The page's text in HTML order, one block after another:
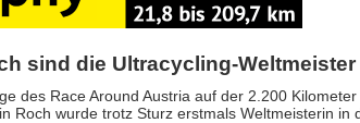
sind die Ultracycling-Weltmeister
des Race Around Austria auf der 2.200
Roch wurde trotz Sturz erstmals Weltmeisterin in